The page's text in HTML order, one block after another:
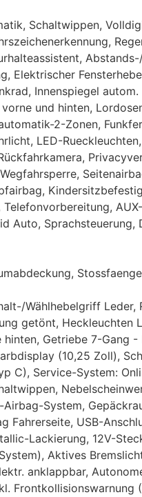
Schaltwippen,
Elektrischer
Innenspiegel
und hinten,
2-Zonen,
LED-
Auto, Sprachsteuerung,
Wählhebelgriff
getönt, Heckleuchten
Getriebe 7-Gang
(10,25 Zoll),
C), Service-System:
System,
USB-
Lackierung, 12V-
Aktives
anklappbar,
Frontkollisionswarnung